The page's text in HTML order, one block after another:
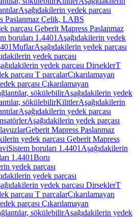
Aşağıdakilerin yedek parçası
Paslanmaz Çelik, LABS
parçası Geberit Mapress Paslanmaz
boruları 1.4401 Aşağıdakilerin yedek
MuflarAşağıdakilerin yedek parçası
yedek parçası
yedek parçası DirseklerT
parçası T parçalarÇıkarılamayan
parçası Çıkarılamayan
sökülebilirAşağıdakilerin yedek
sökülebilirKilitlerAşağıdakilerin
Aşağıdakilerin yedek parçası
Aşağıdakilerin yedek parçası
Geberit Mapress Paslanmaz
yedek parçası Geberit Mapress
Sistem boruları 1.4401 Aşağıdakilerin
1.4401Boru
yedek parçası
yedek parçası
yedek parçası DirseklerT
parçası T parçalarÇıkarılamayan
parçası Çıkarılamayan
sökülebilirAşağıdakilerin yedek